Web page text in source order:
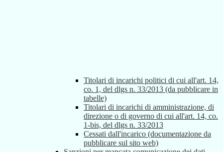
Titolari di incarichi politici di cui all'art. 14,
co. 1, del dlgs n. 33/2013 (da pubblicare in
tabelle)
Titolari di incarichi di amministrazione, di
direzione o di governo di cui all'art. 14, co.
1-bis, del dlgs n. 33/2013
Cessati dall'incarico (documentazione da
pubblicare sul sito web)